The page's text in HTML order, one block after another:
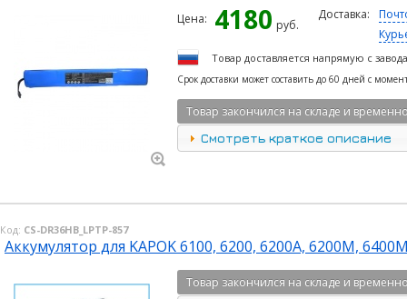
Цена: 4180 руб.
Доставка:
Товар доставляется напрямую с
Срок доставки может составить до 60 дней с
Товар закончился на складе и
Смотреть краткое описание
Код: CS-DR36HB_LPTP-857
Аккумулятор для KAPOK 6100, 6200, 6200A, 6200M,
Товар закончился на складе и